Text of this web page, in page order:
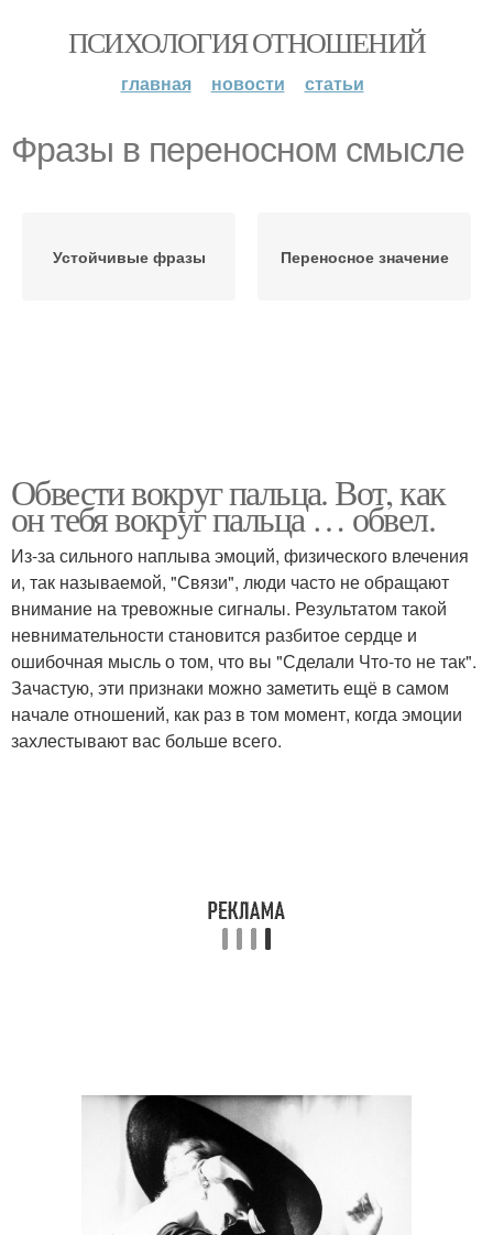
ПСИХОЛОГИЯ ОТНОШЕНИЙ
главная новости статьи
Фразы в переносном смысле
Устойчивые фразы Переносное значение
Обвести вокруг пальца. Вот, как
он тебя вокруг пальца … обвел.
Из-за сильного наплыва эмоций, физического влечения
и, так называемой, "Связи", люди часто не обращают
внимание на тревожные сигналы. Результатом такой
невнимательности становится разбитое сердце и
ошибочная мысль о том, что вы "Сделали Что-то не так".
Зачастую, эти признаки можно заметить ещё в самом
начале отношений, как раз в том момент, когда эмоции
захлестывают вас больше всего.